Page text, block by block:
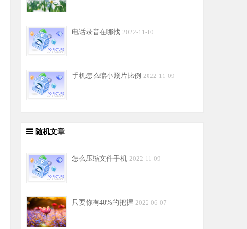
电话录音在哪找 2022-11-10
手机怎么缩小照片比例 2022-11-09
随机文章
怎么压缩文件手机 2022-11-09
只要你有40%的把握 2022-06-07